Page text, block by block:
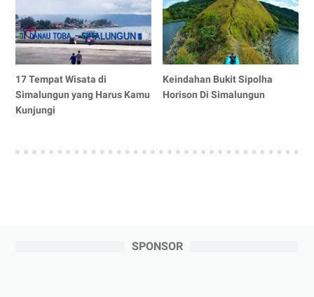
17 Tempat Wisata di
Simalungun yang Harus Kamu
Kunjungi
Keindahan Bukit Sipolha
Horison Di Simalungun
SPONSOR